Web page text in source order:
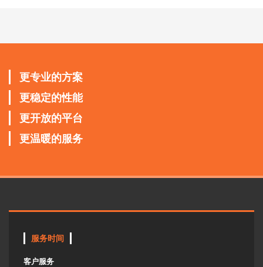
更专业的方案
更稳定的性能
更开放的平台
更温暖的服务
服务时间
客户服务